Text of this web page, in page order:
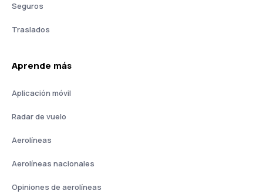
Seguros
Traslados
Aprende más
Aplicación móvil
Radar de vuelo
Aerolíneas
Aerolíneas nacionales
Opiniones de aerolíneas